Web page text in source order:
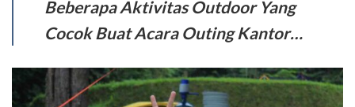
Beberapa Aktivitas Outdoor Yang
Cocok Buat Acara Outing Kantor…